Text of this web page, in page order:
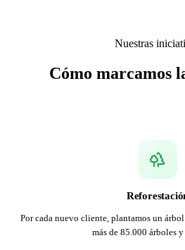
Nuestras
Cómo marcamos
Por cada nuevo cliente, plantamos un
más de 85.000 árboles y